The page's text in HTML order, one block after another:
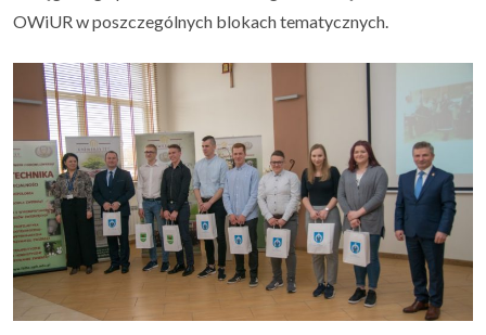
OWiUR w poszczególnych blokach tematycznych.